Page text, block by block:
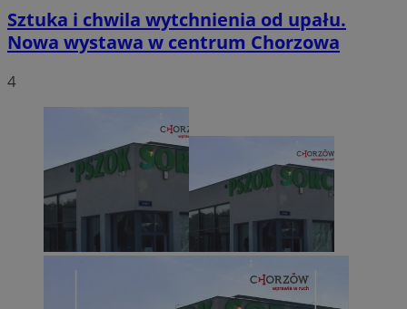
Sztuka i chwila wytchnienia od upału.
Nowa wystawa w centrum Chorzowa
4